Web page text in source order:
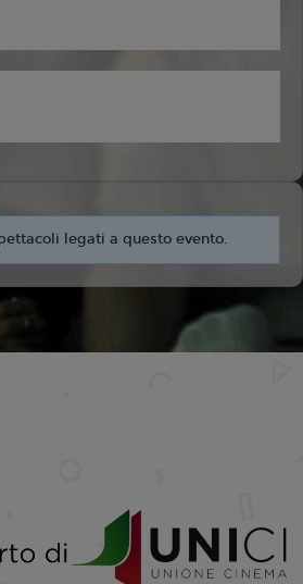
legati a questo evento.